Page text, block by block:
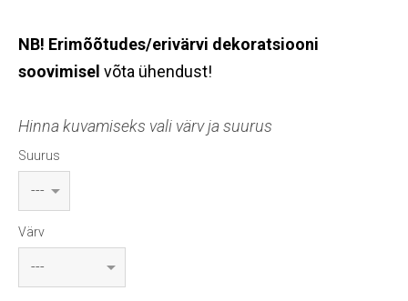
NB! Erimõõtudes/erivärvi dekoratsiooni
soovimisel võta ühendust!
Hinna kuvamiseks vali värv ja suurus
Suurus
Värv